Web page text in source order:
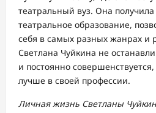
театральный вуз. Она
театральное образование,
себя в самых разных жанрах и
Светлана Чуйкина не
и постоянно
лучше в своей профессии.
Личная жизнь Светланы